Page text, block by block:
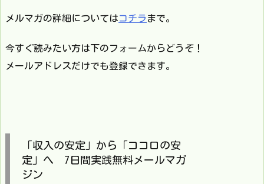
メルマガの詳細についてはコチラ まで。
今すぐ読みたい方は下のフォームからどうぞ！
メールアドレスだけでも登録できます。
「収入の安定」から「ココロの安
定」へ 7日間実践無料メールマガ
ジン